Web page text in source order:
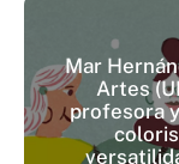
Mar
Artes
profesora